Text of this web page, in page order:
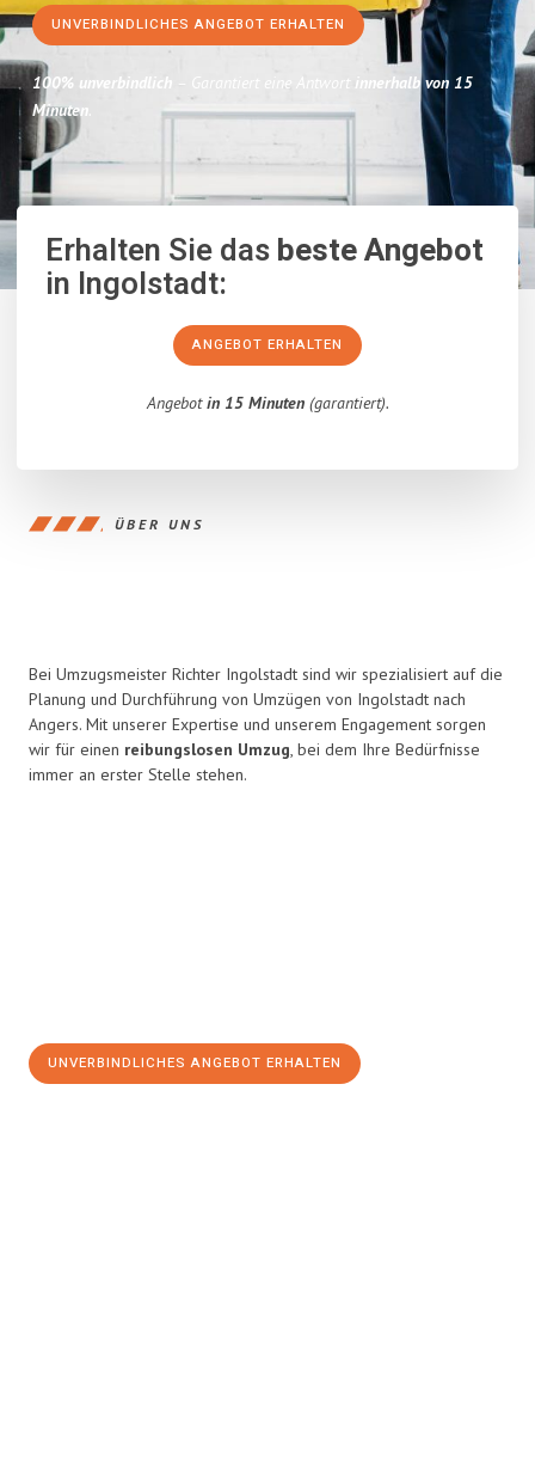
UNVERBINDLICHES ANGEBOT ERHALTEN
100% unverbindlich – Garantiert eine Antwort innerhalb von 15
Minuten.
Erhalten Sie dasbeste Angebot
in Ingolstadt:
ANGEBOT ERHALTEN
Angebotin 15 Minuten(garantiert).
ÜBER UNS
Bei Umzugsmeister Richter Ingolstadt sind wir spezialisiert auf die
Planung und Durchführung von Umzügen von Ingolstadt nach
Angers. Mit unserer Expertise und unserem Engagement sorgen
wir für einen reibungslosen Umzug, bei dem Ihre Bedürfnisse
immer an erster Stelle stehen.
UNVERBINDLICHES ANGEBOT ERHALTEN